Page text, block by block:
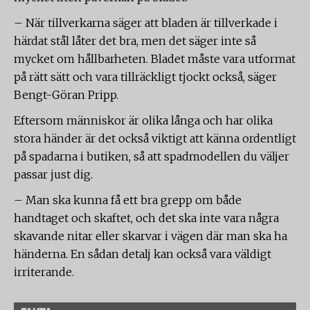
– När tillverkarna säger att bladen är tillverkade i
härdat stål låter det bra, men det säger inte så
mycket om hållbarheten. Bladet måste vara utformat
på rätt sätt och vara tillräckligt tjockt också, säger
Bengt-Göran Pripp.
Eftersom människor är olika långa och har olika
stora händer är det också viktigt att känna ordentligt
på spadarna i butiken, så att spadmodellen du väljer
passar just dig.
– Man ska kunna få ett bra grepp om både
handtaget och skaftet, och det ska inte vara några
skavande nitar eller skarvar i vägen där man ska ha
händerna. En sådan detalj kan också vara väldigt
irriterande.